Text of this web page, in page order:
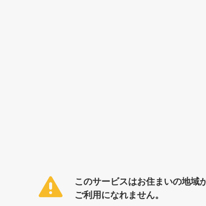
このサービスはお住まいの地域
ご利用になれません。